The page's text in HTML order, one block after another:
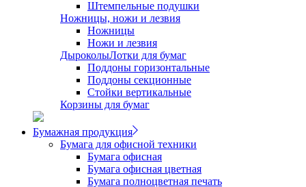
Штемпельные подушки
Ножницы, ножи и лезвия
Ножницы
Ножи и лезвия
ДыроколыЛотки для бумаг
Поддоны горизонтальные
Поддоны секционные
Стойки вертикальные
Корзины для бумаг
Бумажная продукция
Бумага для офисной техники
Бумага офисная
Бумага офисная цветная
Бумага полноцветная печать